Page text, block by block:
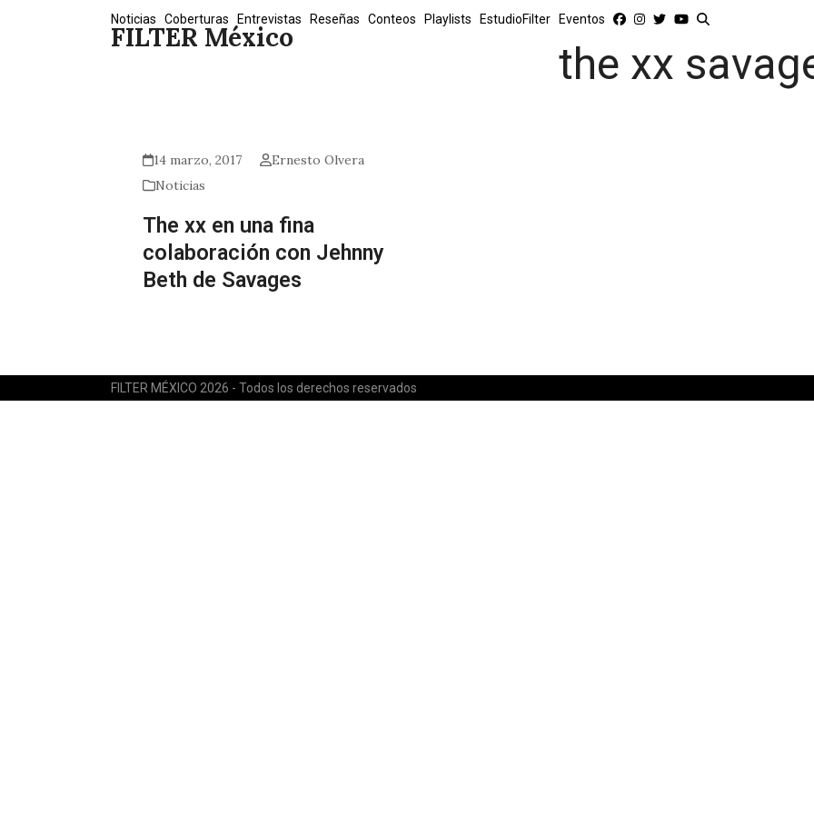
FILTER México
Noticias Coberturas Entrevistas Reseñas Conteos Playlists EstudioFilter Eventos
the xx
14 marzo, 2017
Ernesto Olvera
Noticias
The xx en una fina
colaboración con Jehnny
Beth de Savages
FILTER MÉXICO 2026 - Todos los derechos reservados